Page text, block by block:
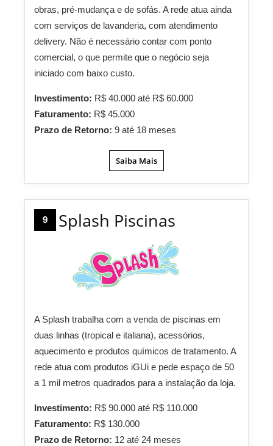
obras, pré-mudança e de sofás. A rede atua ainda
com serviços de lavanderia, com atendimento
delivery. Não é necessário contar com ponto
comercial, o que permite que o negócio seja
iniciado com baixo custo.
Investimento: R$ 40.000 até R$ 60.000
Faturamento: R$ 45.000
Prazo de Retorno: 9 até 18 meses
Saiba Mais
9 Splash Piscinas
A Splash trabalha com a venda de piscinas em
duas linhas (tropical e italiana), acessórios,
aquecimento e produtos químicos de tratamento. A
rede atua com produtos iGUi e pede espaço de 50
a 1 mil metros quadrados para a instalação da loja.
Investimento: R$ 90.000 até R$ 110.000
Faturamento: R$ 130.000
Prazo de Retorno: 12 até 24 meses